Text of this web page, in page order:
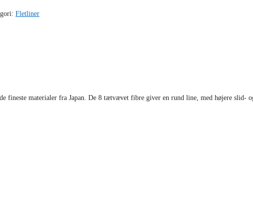
Fletliner
fineste materialer fra Japan. De 8 tætvævet fibre giver en rund line, med højere